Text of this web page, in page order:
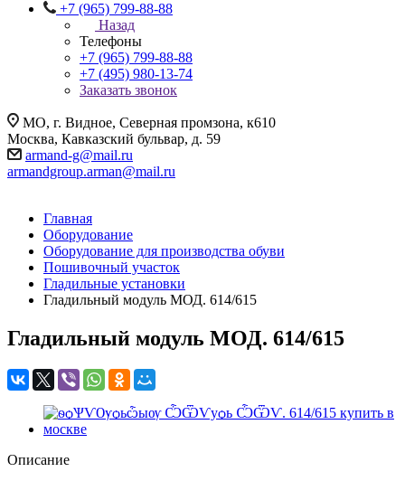
+7 (965) 799-88-88
Назад
Телефоны
+7 (965) 799-88-88
+7 (495) 980-13-74
Заказать звонок
МО, г. Видное, Северная промзона, к610
Москва, Кавказский бульвар, д. 59
armand-g@mail.ru
armandgroup.arman@mail.ru
Главная
Оборудование
Оборудование для производства обуви
Пошивочный участок
Гладильные установки
Гладильный модуль МОД. 614/615
Гладильный модуль МОД. 614/615
Описание